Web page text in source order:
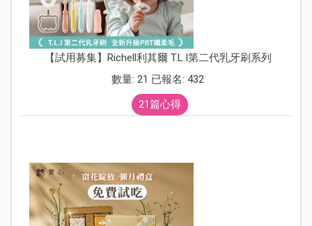
【試用募集】Richell利其爾 T.L.I第二代乳牙刷系列
數量: 21 已報名: 432
21篇心得